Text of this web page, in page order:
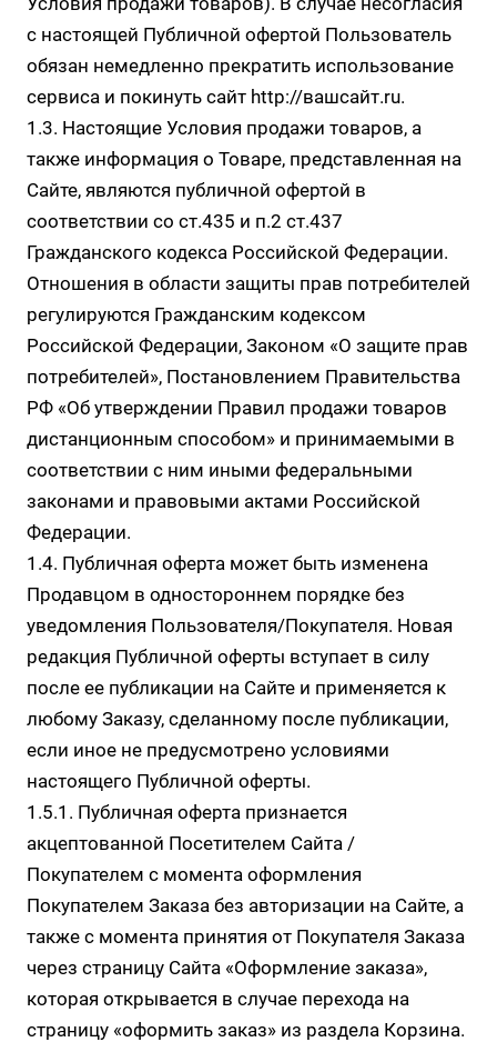
с настоящей Публичной офертой Пользователь
обязан немедленно прекратить использование
сервиса и покинуть сайт http://вашсайт.ru.
1.3. Настоящие Условия продажи товаров, а
также информация о Товаре, представленная на
Сайте, являются публичной офертой в
соответствии со ст.435 и п.2 ст.437
Гражданского кодекса Российской Федерации.
Отношения в области защиты прав потребителей
регулируются Гражданским кодексом
Российской Федерации, Законом «О защите прав
потребителей», Постановлением Правительства
РФ «Об утверждении Правил продажи товаров
дистанционным способом» и принимаемыми в
соответствии с ним иными федеральными
законами и правовыми актами Российской
Федерации.
1.4. Публичная оферта может быть изменена
Продавцом в одностороннем порядке без
уведомления Пользователя/Покупателя. Новая
редакция Публичной оферты вступает в силу
после ее публикации на Сайте и применяется к
любому Заказу, сделанному после публикации,
если иное не предусмотрено условиями
настоящего Публичной оферты.
1.5.1. Публичная оферта признается
акцептованной Посетителем Сайта /
Покупателем с момента оформления
Покупателем Заказа без авторизации на Сайте, а
также с момента принятия от Покупателя Заказа
через страницу Сайта «Оформление заказа»,
которая открывается в случае перехода на
страницу «оформить заказ» из раздела Корзина.